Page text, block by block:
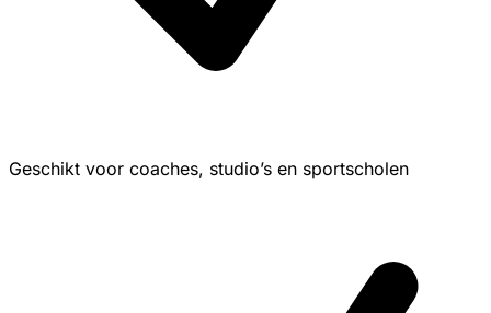
Geschikt voor coaches, studio’s en sportscholen